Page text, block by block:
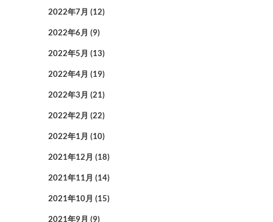
2022年7月 (12)
2022年6月 (9)
2022年5月 (13)
2022年4月 (19)
2022年3月 (21)
2022年2月 (22)
2022年1月 (10)
2021年12月 (18)
2021年11月 (14)
2021年10月 (15)
2021年9月 (9)